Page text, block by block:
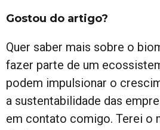
Gostou do artigo?
Quer saber mais sobre o
fazer parte de um
podem impulsionar o
a sustentabilidade das
em contato comigo. Terei o